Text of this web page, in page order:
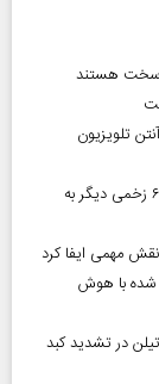
سخت هستند
آمار شهدای غزه به ۷۳ هزار و ۳۸۴ نفر رسید؛ ۲ شهید و ۶ زخمی دیگر به
مهمی ایفا کرد
شده با هوش
در تشدید کبد